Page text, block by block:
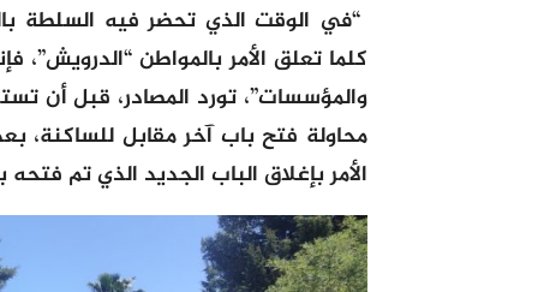
“في الوقت الذي تحضر فيه السلطة
كلما تعلق الأمر بالمواطن “الدرويش”،
والمؤسسات”، تورد المصادر، قبل أن
محاولة فتح باب آخر مقابل للساكنة،
الأمر بإغلاق الباب الجديد الذي تم